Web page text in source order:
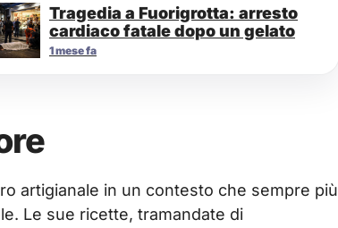
Tragedia a Fuorigrotta: arresto
cardiaco fatale dopo un gelato
1 mese fa
artigianale in un contesto che sempre più
Le sue ricette, tramandate di